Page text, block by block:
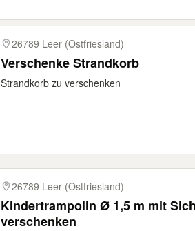
26789 Leer (Ostfriesland)
Verschenke Strandkorb
Strandkorb zu verschenken
26789 Leer (Ostfriesland)
Kindertrampolin Ø 1,5 m mit
verschenken